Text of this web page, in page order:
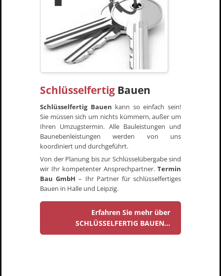
Schlüsselfertig Bauen
Schlüsselfertig Bauen kann so einfach sein!
Sie müssen sich um nichts kümmern, außer um
Ihren Umzugstermin. Alle Bauleistungen und
Baunebenleistungen werden von uns
koordiniert und durchgeführt.
Von der Planung bis zur Schlüsselübergabe sind
wir Ihr kompetenter Ansprechpartner. Termin
Bau GmbH – Ihr Partner für schlüsselfertiges
Bauen in Halle und Leipzig.
Erfahren Sie mehr über
SCHLÜSSELFERTIG BAUEN...